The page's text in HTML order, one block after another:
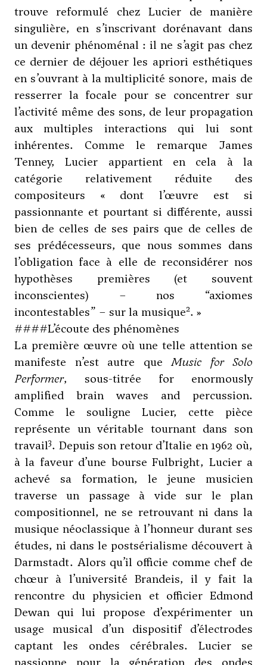
trouve reformulé chez Lucier de manière
singulière, en s’inscrivant dorénavant dans
un devenir phénoménal : il ne s’agit pas chez
ce dernier de déjouer les apriori esthétiques
en s’ouvrant à la multiplicité sonore, mais de
resserrer la focale pour se concentrer sur
l’activité même des sons, de leur propagation
aux multiples interactions qui lui sont
inhérentes. Comme le remarque James
Tenney, Lucier appartient en cela à la
catégorie relativement réduite des
compositeurs « dont l’œuvre est si
passionnante et pourtant si différente, aussi
bien de celles de ses pairs que de celles de
ses prédécesseurs, que nous sommes dans
l’obligation face à elle de reconsidérer nos
hypothèses premières (et souvent
inconscientes) – nos “axiomes
incontestables” – sur la musique2. »
####L’écoute des phénomènes
La première œuvre où une telle attention se
manifeste n’est autre queMusic for Solo
Performer, sous-titrée for enormously
amplified brain waves and percussion.
Comme le souligne Lucier, cette pièce
représente un véritable tournant dans son
travail3. Depuis son retour d’Italie en 1962 où,
à la faveur d’une bourse Fulbright, Lucier a
achevé sa formation, le jeune musicien
traverse un passage à vide sur le plan
compositionnel, ne se retrouvant ni dans la
musique néoclassique à l’honneur durant ses
études, ni dans le postsérialisme découvert à
Darmstadt. Alors qu’il officie comme chef de
chœur à l’université Brandeis, il y fait la
rencontre du physicien et officier Edmond
Dewan qui lui propose d’expérimenter un
usage musical d’un dispositif d’électrodes
captant les ondes cérébrales. Lucier se